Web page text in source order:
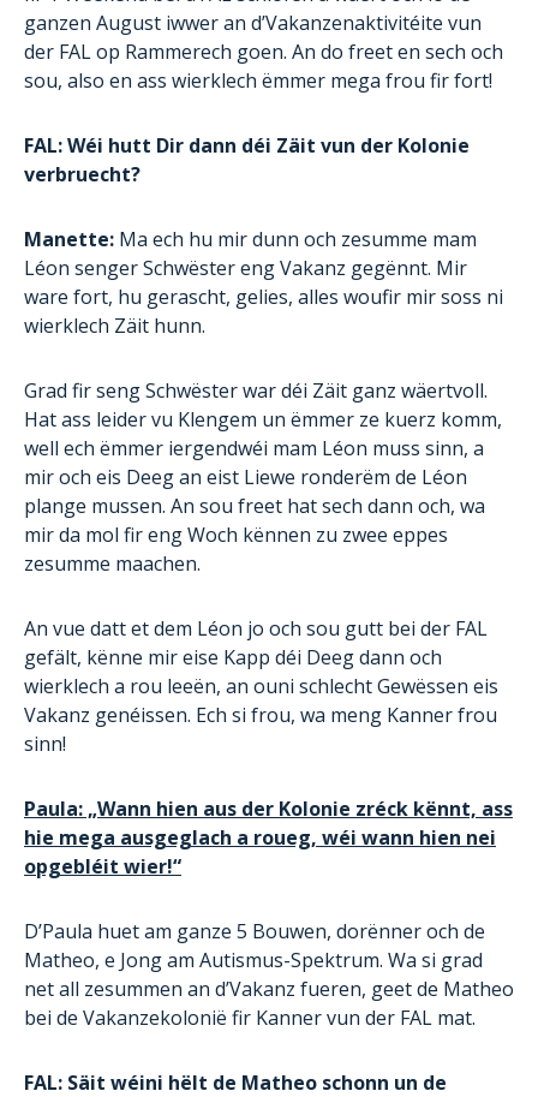
ganzen August iwwer an d’Vakanzenaktivitéite vun
der FAL op Rammerech goen. An do freet en sech och
sou, also en ass wierklech ëmmer mega frou fir fort!
FAL: Wéi hutt Dir dann déi Zäit vun der Kolonie
verbruecht?
Manette: Ma ech hu mir dunn och zesumme mam
Léon senger Schwëster eng Vakanz gegënnt. Mir
ware fort, hu gerascht, gelies, alles woufir mir soss ni
wierklech Zäit hunn.
Grad fir seng Schwëster war déi Zäit ganz wäertvoll.
Hat ass leider vu Klengem un ëmmer ze kuerz komm,
well ech ëmmer iergendwéi mam Léon muss sinn, a
mir och eis Deeg an eist Liewe ronderëm de Léon
plange mussen. An sou freet hat sech dann och, wa
mir da mol fir eng Woch kënnen zu zwee eppes
zesumme maachen.
An vue datt et dem Léon jo och sou gutt bei der FAL
gefält, kënne mir eise Kapp déi Deeg dann och
wierklech a rou leeën, an ouni schlecht Gewëssen eis
Vakanz genéissen. Ech si frou, wa meng Kanner frou
sinn!
Paula: „Wann hien aus der Kolonie zréck kënnt, ass
hie mega ausgeglach a roueg, wéi wann hien nei
opgebléit wier!“
D’Paula huet am ganze 5 Bouwen, dorënner och de
Matheo, e Jong am Autismus-Spektrum. Wa si grad
net all zesummen an d’Vakanz fueren, geet de Matheo
bei de Vakanzekolonië fir Kanner vun der FAL mat.
FAL: Säit wéini hëlt de Matheo schonn un de